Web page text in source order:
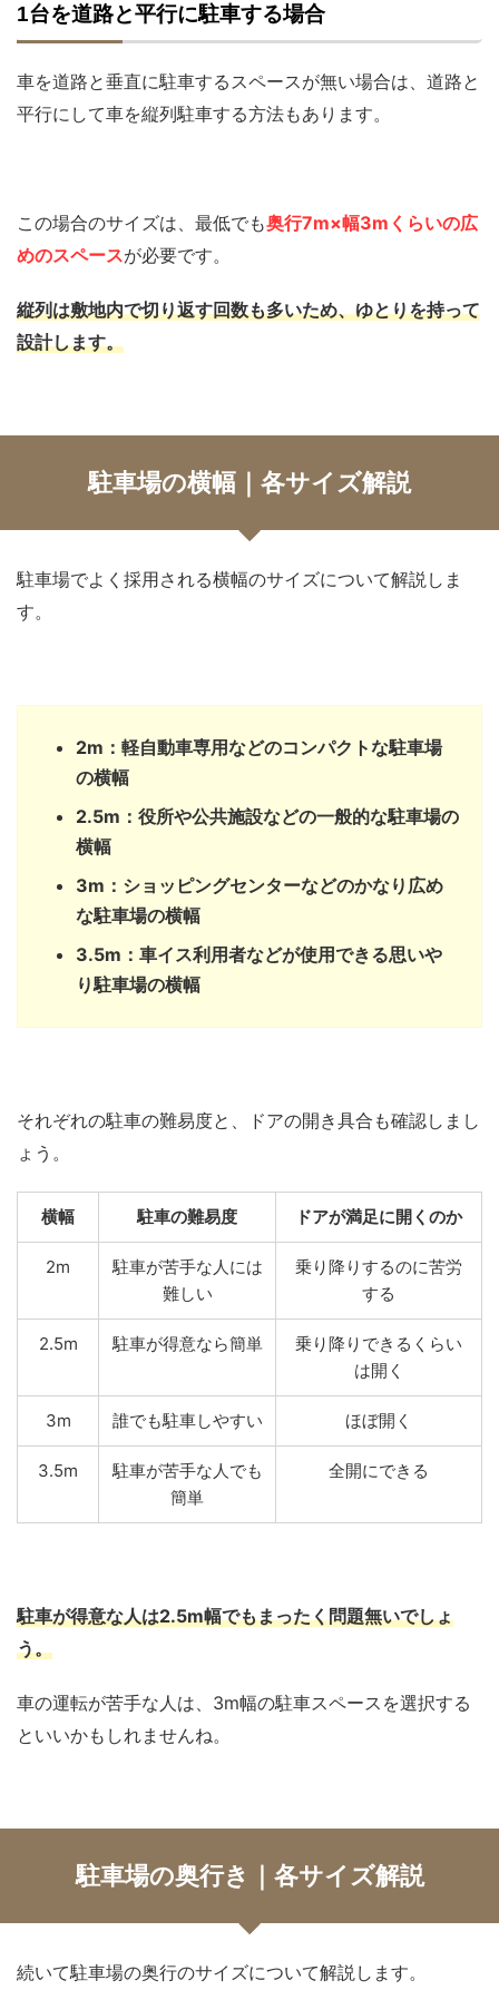
1台を道路と平行に駐車する場合
車を道路と垂直に駐車するスペースが無い場合は、道路と
平行にして車を縦列駐車する方法もあります。
この場合のサイズは、最低でも奥行7m×幅3mくらいの広
めのスペースが必要です。
縦列は敷地内で切り返す回数も多いため、ゆとりを持って
設計します。
駐車場の横幅｜各サイズ解説
駐車場でよく採用される横幅のサイズについて解説しま
す。
2m：軽自動車専用などのコンパクトな駐車場
の横幅
2.5m：役所や公共施設などの一般的な駐車場の
横幅
3m：ショッピングセンターなどのかなり広め
な駐車場の横幅
3.5m：車イス利用者などが使用できる思いや
り駐車場の横幅
それぞれの駐車の難易度と、ドアの開き具合も確認しまし
ょう。
横幅 駐車の難易度 ドアが満足に開くのか
2m
駐車が苦手な人には
難しい
乗り降りするのに苦労
する
2.5m 駐車が得意なら簡単
乗り降りできるくらい
は開く
3m 誰でも駐車しやすい ほぼ開く
3.5m
駐車が苦手な人でも
簡単
全開にできる
駐車が得意な人は2.5m幅でもまったく問題無いでしょ
う。
車の運転が苦手な人は、3m幅の駐車スペースを選択する
といいかもしれませんね。
駐車場の奥行き｜各サイズ解説
続いて駐車場の奥行のサイズについて解説します。